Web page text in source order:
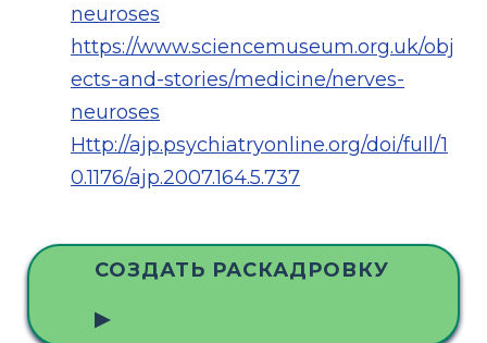
neuroses
https://www.sciencemuseum.org.uk/obj
ects-and-stories/medicine/nerves-
neuroses
Http://ajp.psychiatryonline.org/doi/full/1
0.1176/ajp.2007.164.5.737
СОЗДАТЬ РАСКАДРОВКУ
▶